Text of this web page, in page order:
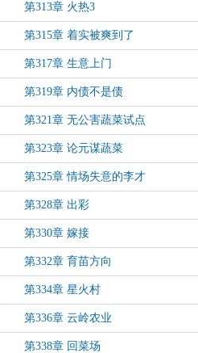
第313章 火热3
第315章 着实被爽到了
第317章 生意上门
第319章 内债不是债
第321章 无公害蔬菜试点
第323章 论元谋蔬菜
第325章 情场失意的李才
第328章 出彩
第330章 嫁接
第332章 育苗方向
第334章 星火村
第336章 云岭农业
第338章 回菜场